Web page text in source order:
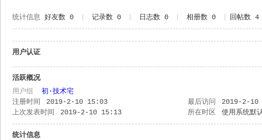
统计信息 好友数 0 记录数 0 日志数 0 相册数 0 回帖数 4
用户认证
活跃概况
用户组 初·技术宅
注册时间
2019-2-10 15:03 最后访问
2019-2-10
上次发表时间
2019-2-10 15:13 所在时区 使用系统默
统计信息